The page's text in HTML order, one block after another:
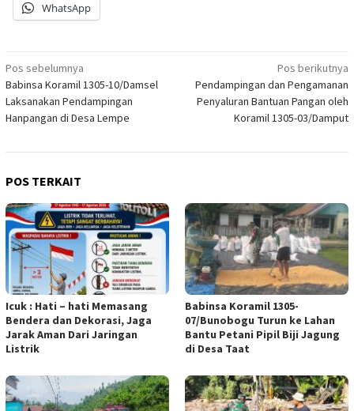
WhatsApp
Navigasi
pos
Pos sebelumnya
Babinsa Koramil 1305-10/Damsel
Laksanakan Pendampingan
Hanpangan di Desa Lempe
Pos berikutnya
Pendampingan dan Pengamanan
Penyaluran Bantuan Pangan oleh
Koramil 1305-03/Damput
POS TERKAIT
Icuk : Hati – hati Memasang
Bendera dan Dekorasi, Jaga
Jarak Aman Dari Jaringan
Listrik
Babinsa Koramil 1305-
07/Bunobogu Turun ke Lahan
Bantu Petani Pipil Biji Jagung
di Desa Taat